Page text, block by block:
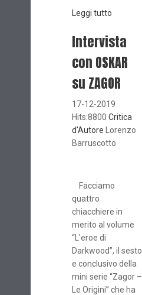
Leggi tutto
Intervista
con OSKAR
su ZAGOR
17-12-2019
Hits:8800 Critica
d'Autore Lorenzo
Barruscotto
Facciamo
quattro
chiacchiere in
merito al volume
“L'eroe di
Darkwood”, il sesto
e conclusivo della
mini serie “Zagor –
Le Origini” che ha